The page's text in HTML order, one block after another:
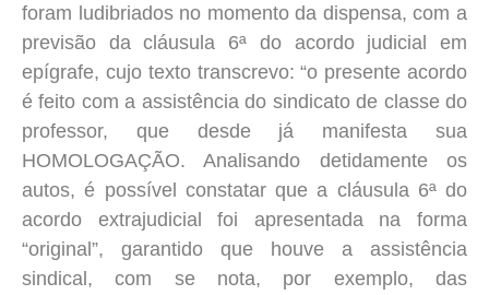
foram ludibriados no momento da dispensa, com a
previsão da cláusula 6ª do acordo judicial em
epígrafe, cujo texto transcrevo: “o presente acordo
é feito com a assistência do sindicato de classe do
professor, que desde já manifesta sua
HOMOLOGAÇÃO. Analisando detidamente os
autos, é possível constatar que a cláusula 6ª do
acordo extrajudicial foi apresentada na forma
“original”, garantido que houve a assistência
sindical, com se nota, por exemplo, das